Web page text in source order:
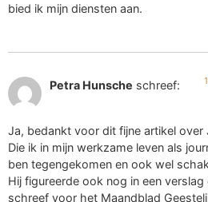
bied ik mijn diensten aan.
Petra Hunsche schreef:
Ja, bedankt voor dit fijne artikel over
Die ik in mijn werkzame leven als
ben tegengekomen en ook wel
Hij figureerde ook nog in een verslag
schreef voor het Maandblad